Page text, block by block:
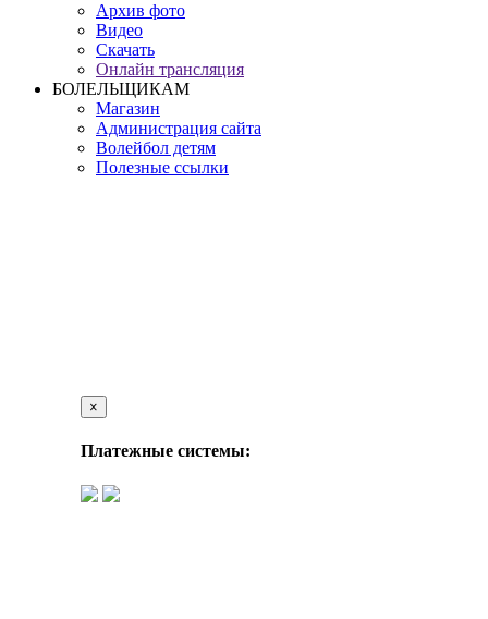
Архив фото
Видео
Скачать
Онлайн трансляция
БОЛЕЛЬЩИКАМ
Магазин
Администрация сайта
Волейбол детям
Полезные ссылки
×
Платежные системы: